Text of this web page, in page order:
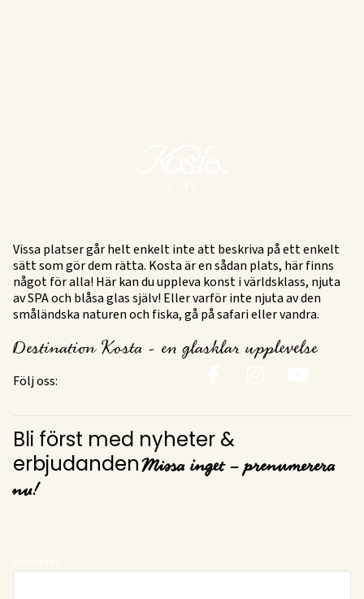
Vissa platser går helt enkelt inte att beskriva på ett enkelt
sätt som gör dem rätta. Kosta är en sådan plats, här finns
något för alla! Här kan du uppleva konst i världsklass, njuta
av SPA och blåsa glas själv! Eller varför inte njuta av den
småländska naturen och fiska, gå på safari eller vandra.
Destination Kosta - en glasklar upplevelse
Följ oss:
Bli först med nyheter &
erbjudanden Missa inget – prenumerera
nu!